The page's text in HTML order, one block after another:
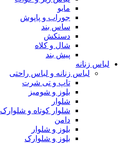
مایو
جوراب و پاپوش
ساس بند
دستکش
شال و کلاه
پیش بند
لباس زنانه
لباس زنانه و لباس راحتی
تاپ و تی شرت
بلوز و شومیز
شلوار
شلوار کوتاه و شلوارک
دامن
بلوز و شلوار
بلوز و شلوارک